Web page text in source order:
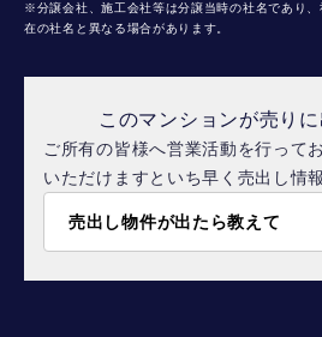
※分譲会社、施工会社等は分譲当時の社名であり
在の社名と異なる場合があります。
このマンションが売り
ご所有の皆様へ営業活動を行って
いただけますといち早く売出し情
売出し物件が出たら教えて